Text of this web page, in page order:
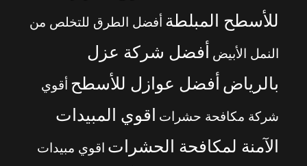
للأسطح المبلطة أفضل الطرق للتخلص من
النمل الأبيض
أفضل شركة عزل
بالرياض أفضل عوازل للأسطح أقوي
شركة مكافحة حشرات
اقوي المبيدات
الآمنة لمكافحة الحشرات اقوي مبيدات